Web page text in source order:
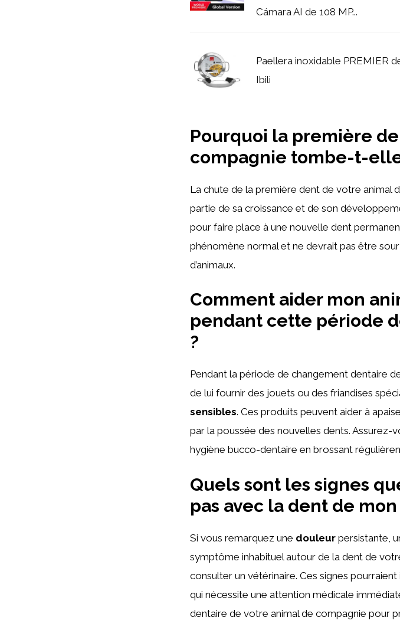
Cámara AI de 108 MP...
Paellera inoxidable PREMIER
Ibili
Pourquoi la première
compagnie tombe-t-
La chute de la première dent de votre animal
partie de sa croissance et de son
pour faire place à une nouvelle dent
phénomène normal et ne devrait pas être
d’animaux.
Comment aider mon
pendant cette période
?
Pendant la période de changement dentaire
de lui fournir des jouets ou des friandises
sensibles. Ces produits peuvent aider à
par la poussée des nouvelles dents. Assurez-
hygiène bucco-dentaire en brossant
Quels sont les signes
pas avec la dent de
Si vous remarquez une douleur persistante,
symptôme inhabituel autour de la dent de
consulter un vétérinaire. Ces signes
qui nécessite une attention médicale
dentaire de votre animal de compagnie pour